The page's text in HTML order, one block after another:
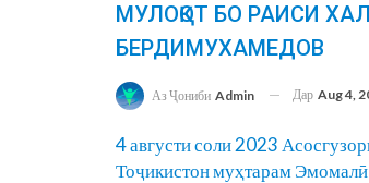
МУЛОҚОТ БО РАИСИ
БЕРДИМУХАМЕДОВ
Аз Ҷониби Admin Дар Aug 4,
4 августи соли 2023
Тоҷикистон муҳтарам